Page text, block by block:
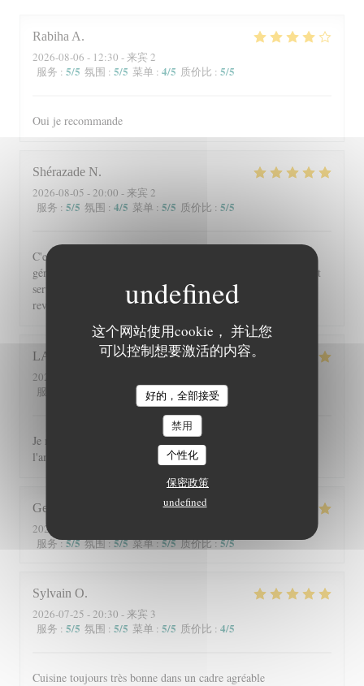
这个网站使用cookie， 并让您
可以控制想要激活的内容。
好的，全部接受
禁用
个性化
保密政策
undefined
Rabiha A
2026-08-06 - 12:30 - 来宾 2
服务 : 5/5 氛围 : 5/5 菜单 : 4/5 质价比 : 5/5
Oui je recommande
Shérazade N
2026-08-05 - 20:00 - 来宾 2
服务 : 5/5 氛围 : 4/5 菜单 : 5/5 质价比 : 5/5
C'est toujours un régal de venir à Beyit Jedo les assiettes sont
généreuses et on y mange vraiment bien. Merci aux serveurs et
serveuses un accueil chaleureux. Comme d'habitude j'y
reviendrai 😉
LAURENCE C
2026-08-04
服务
菜单:5/5 质价比:5/5
Je recommande ce restaurant tant pour les plats que pour
l'ambiance chaleureuse et le cadre
George
2026-07-30
服务:5/5 氛围:5/5 菜单:5/5 质价比:5/5
Sylvain O
2026-07-25 - 20:30 - 来宾 3
服务 : 5/5 氛围 : 5/5 菜单 : 5/5 质价比 : 4/5
Cuisine toujours très bonne dans un cadre agréable